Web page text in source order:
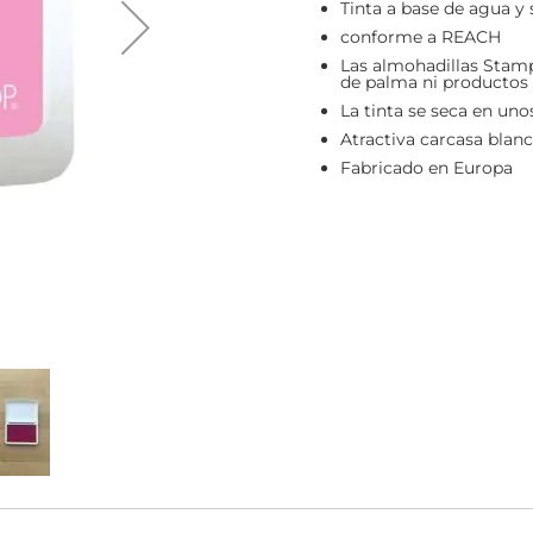
Tinta a base de agua y
conforme a REACH
Las almohadillas
de palma ni productos
La tinta se seca en
Atractiva carcasa
Fabricado en Europa